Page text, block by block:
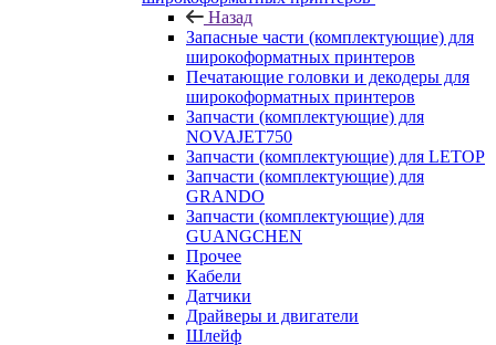
Назад
Запасные части (комплектующие) для
широкоформатных принтеров
Печатающие головки и декодеры для
широкоформатных принтеров
Запчасти (комплектующие) для
NOVAJET750
Запчасти (комплектующие) для LETOP
Запчасти (комплектующие) для
GRANDO
Запчасти (комплектующие) для
GUANGCHEN
Прочее
Кабели
Датчики
Драйверы и двигатели
Шлейф